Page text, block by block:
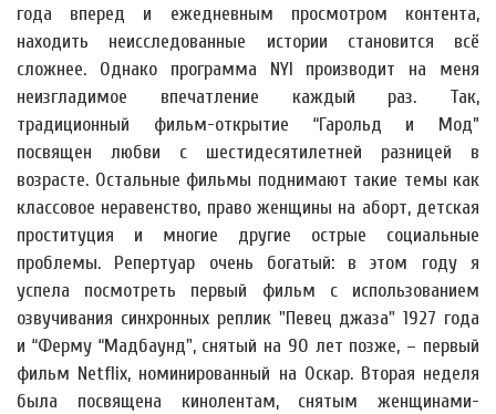
года вперед и ежедневным просмотром контента,
находить неисследованные истории становится всё
сложнее. Однако программа NYI производит на меня
неизгладимое впечатление каждый раз. Так,
традиционный фильм-открытие “Гарольд и Мод”
посвящен любви с шестидесятилетней разницей в
возрасте. Остальные фильмы поднимают такие темы как
классовое неравенство, право женщины на аборт, детская
проституция и многие другие острые социальные
проблемы. Репертуар очень богатый: в этом году я
успела посмотреть первый фильм с использованием
озвучивания синхронных реплик "Певец джаза" 1927 года
и “Ферму “Мадбаунд", снятый на 90 лет позже, – первый
фильм Netflix, номинированный на Оскар. Вторая неделя
была посвящена кинолентам, снятым женщинами-